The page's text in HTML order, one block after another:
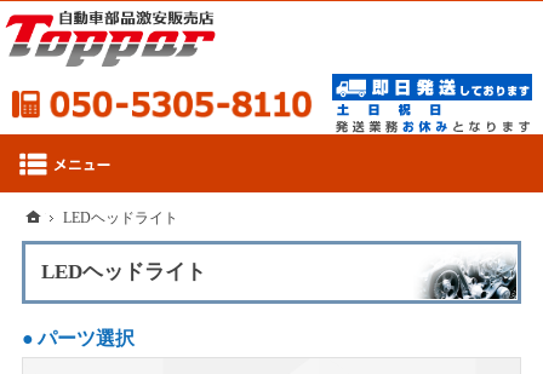
LEDヘッドライト
パーツ選択
050-
LEDヘッドライト